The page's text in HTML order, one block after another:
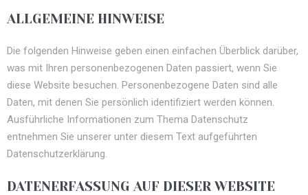
ALLGEMEINE HINWEISE
Die folgenden Hinweise geben einen einfachen Überblick darüber,
was mit Ihren personenbezogenen Daten passiert, wenn Sie
diese Website besuchen. Personenbezogene Daten sind alle
Daten, mit denen Sie persönlich identifiziert werden können.
Ausführliche Informationen zum Thema Datenschutz
entnehmen Sie unserer unter diesem Text aufgeführten
Datenschutzerklärung.
DATENERFASSUNG AUF DIESER WEBSITE